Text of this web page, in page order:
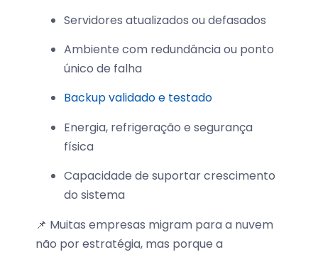
Servidores atualizados ou defasados
Ambiente com redundância ou ponto
único de falha
Backup validado e testado
Energia, refrigeração e segurança
física
Capacidade de suportar crescimento
do sistema
📌 Muitas empresas migram para a nuvem
não por estratégia, mas porque a